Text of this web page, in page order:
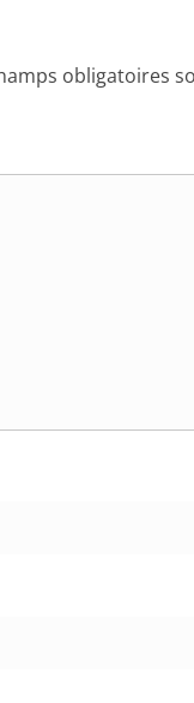
obligatoires